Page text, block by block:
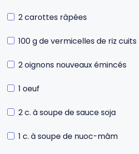
2 carottes râpées
100 g de vermicelles de riz cuits
2 oignons nouveaux émincés
1 oeuf
2 c. à soupe de sauce soja
1 c. à soupe de nuoc-mâm